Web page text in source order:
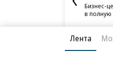
Бизнес-
в полную
Лента